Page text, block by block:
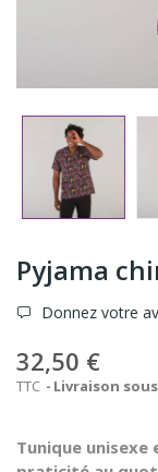
Pyjama
Donnez votre
32,50 €
TTC Livraison
Tunique